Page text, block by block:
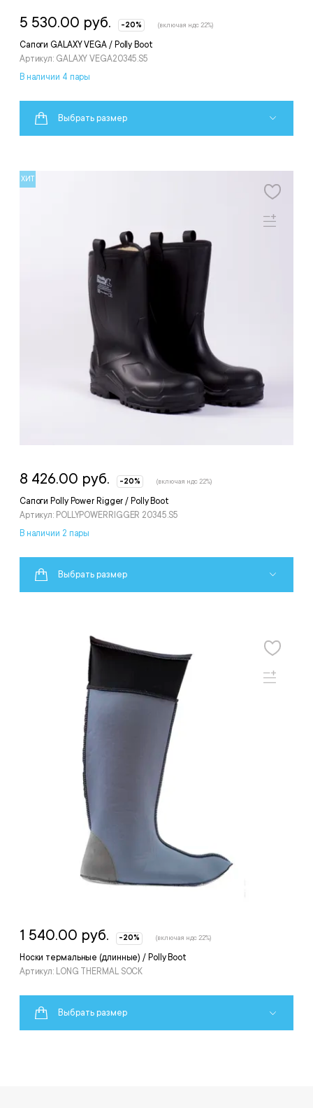
Сапоги GALAXY VEGA / Polly Boot
Артикул: GALAXY VEGA20345.S5
5 530.00 руб. -20% (включая ндс 22%)
В наличии 4 пары
Выбрать размер
ХИТ
Сапоги Polly Power Rigger / Polly Boot
Артикул: POLLYPOWERRIGGER 20345.S5
8 426.00 руб. -20% (включая ндс 22%)
В наличии 2 пары
Выбрать размер
Носки термальные (длинные) / Polly Boot
Артикул: LONG THERMAL SOCK
1 540.00 руб. -20% (включая ндс 22%)
Выбрать размер